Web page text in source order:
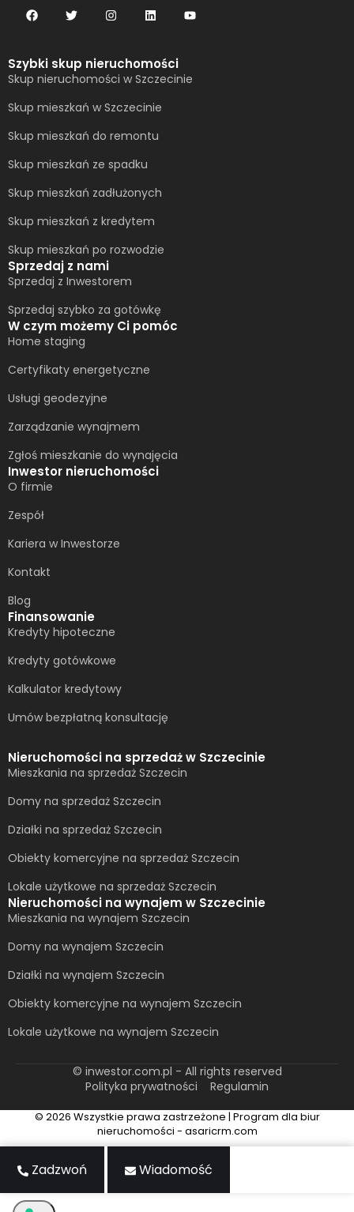
Szybki skup nieruchomości
Skup nieruchomości w Szczecinie
Skup mieszkań w Szczecinie
Skup mieszkań do remontu
Skup mieszkań ze spadku
Skup mieszkań zadłużonych
Skup mieszkań z kredytem
Skup mieszkań po rozwodzie
Sprzedaj z nami
Sprzedaj z Inwestorem
Sprzedaj szybko za gotówkę
W czym możemy Ci pomóc
Home staging
Certyfikaty energetyczne
Usługi geodezyjne
Zarządzanie wynajmem
Zgłoś mieszkanie do wynajęcia
Inwestor nieruchomości
O firmie
Zespół
Kariera w Inwestorze
Kontakt
Blog
Finansowanie
Kredyty hipoteczne
Kredyty gotówkowe
Kalkulator kredytowy
Umów bezpłatną konsultację​
Nieruchomości na sprzedaż w Szczecinie
Mieszkania na sprzedaż Szczecin
Domy na sprzedaż Szczecin
Działki na sprzedaż Szczecin
Obiekty komercyjne na sprzedaż Szczecin
Lokale użytkowe na sprzedaż Szczecin
Nieruchomości na wynajem w Szczecinie
Mieszkania na wynajem Szczecin
Domy na wynajem Szczecin
Działki na wynajem Szczecin
Obiekty komercyjne na wynajem Szczecin
Lokale użytkowe na wynajem Szczecin
© inwestor.com.pl - All rights reserved
Polityka prywatności
Regulamin
© 2026 Wszystkie prawa zastrzeżone | Program dla biur
nieruchomości - asaricrm.com
Zadzwoń Wiadomość